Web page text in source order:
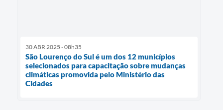
30 ABR 2025 - 08h35
São Lourenço do Sul é um dos 12 municípios
selecionados para capacitação sobre mudanças
climáticas promovida pelo Ministério das
Cidades